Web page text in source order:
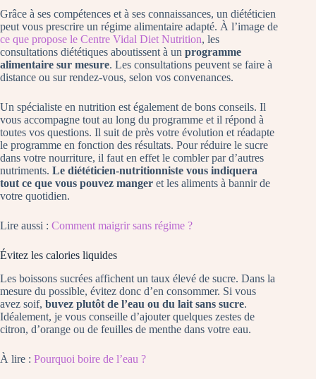
Grâce à ses compétences et à ses connaissances, un diététicien
peut vous prescrire un régime alimentaire adapté. À l’image de
ce que propose le Centre Vidal Diet Nutrition, les
consultations diététiques aboutissent à un programme
alimentaire sur mesure. Les consultations peuvent se faire à
distance ou sur rendez-vous, selon vos convenances.
Un spécialiste en nutrition est également de bons conseils. Il
vous accompagne tout au long du programme et il répond à
toutes vos questions. Il suit de près votre évolution et réadapte
le programme en fonction des résultats. Pour réduire le sucre
dans votre nourriture, il faut en effet le combler par d’autres
nutriments. Le diététicien-nutritionniste vous indiquera
tout ce que vous pouvez manger et les aliments à bannir de
votre quotidien.
Lire aussi : Comment maigrir sans régime ?
Évitez les calories liquides
Les boissons sucrées affichent un taux élevé de sucre. Dans la
mesure du possible, évitez donc d’en consommer. Si vous
avez soif, buvez plutôt de l’eau ou du lait sans sucre.
Idéalement, je vous conseille d’ajouter quelques zestes de
citron, d’orange ou de feuilles de menthe dans votre eau.
À lire : Pourquoi boire de l’eau ?